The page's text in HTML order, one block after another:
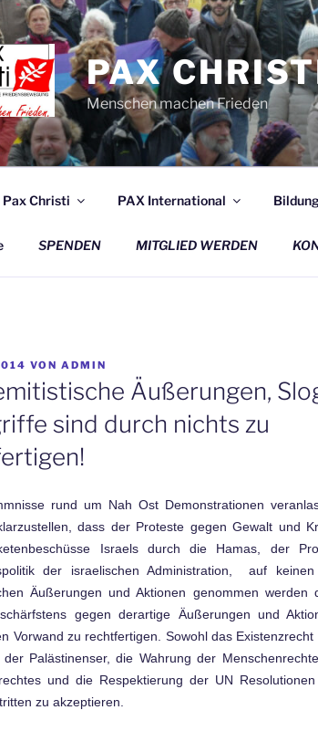
PAX
Menschen machen Frieden
Pax Christi PAX International
SPENDEN MITGLIED WERDEN
VON ADMIN
Äußerungen,
sind durch nichts zu
rund um Nah Ost Demonstrationen
dass der Proteste gegen Gewalt und
Israels durch die Hamas, der
der israelischen Administration, auf
Äußerungen und Aktionen genommen werden
gegen derartige Äußerungen und
Vorwand zu rechtfertigen. Sowohl das Existenzrecht
Palästinenser, die Wahrung der
und die Respektierung der UN
zu akzeptieren.